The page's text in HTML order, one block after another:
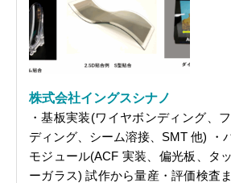
株式会社イングスシナノ
・基板実装(ワイヤボンディング、
ディング、シーム溶接、SMT 他) ・
モジュール(ACF 実装、偏光板、タ
ーガラス) 試作から量産・評価検査